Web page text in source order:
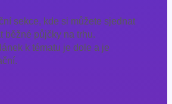
sekce, kde si můžete sjednat
běžné půjčky na trhu.
k tématu je dole a je